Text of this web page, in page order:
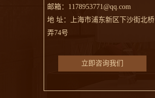
邮箱：1178953771@qq.com
地 址：上海市浦东新区下沙街北桥
弄74号
立即咨询我们